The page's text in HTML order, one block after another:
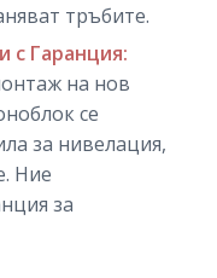
тръбите.
с Гаранция:
на нов
се
за нивелация,
Ние
за